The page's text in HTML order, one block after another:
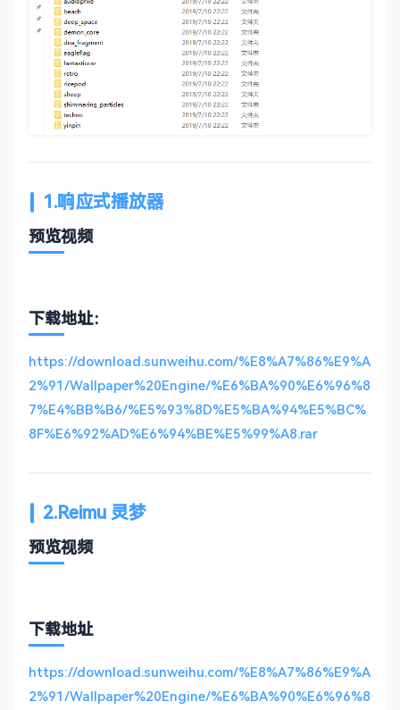
1.响应式播放器
预览视频
下载地址：
https://download.sunweihu.com/%E8%A7%86%E9%A
2%91/Wallpaper%20Engine/%E6%BA%90%E6%96%8
7%E4%BB%B6/%E5%93%8D%E5%BA%94%E5%BC%
8F%E6%92%AD%E6%94%BE%E5%99%A8.rar
2.Reimu 灵梦
预览视频
下载地址
https://download.sunweihu.com/%E8%A7%86%E9%A
2%91/Wallpaper%20Engine/%E6%BA%90%E6%96%8